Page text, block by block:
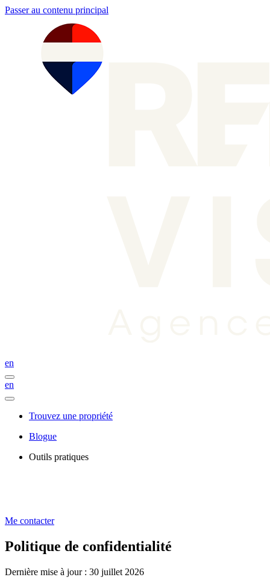
Passer au contenu principal
en
en
Trouvez une propriété
Blogue
Outils pratiques
Me contacter
Politique de confidentialité
Dernière mise à jour : 30 juillet 2026